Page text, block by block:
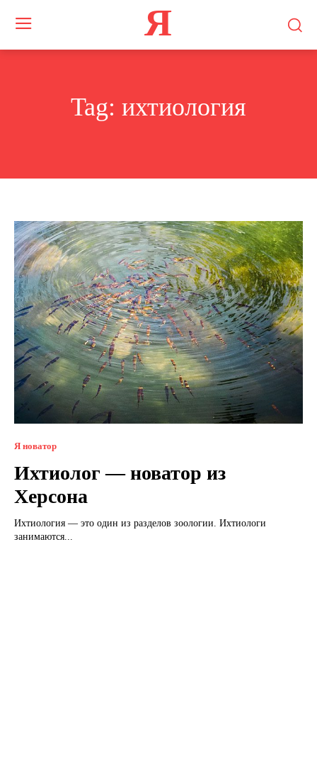
Я
Tag: ихтиология
Я новатор
Ихтиолог — новатор из
Херсона
Ихтиология — это один из разделов зоологии. Ихтиологи
занимаются...